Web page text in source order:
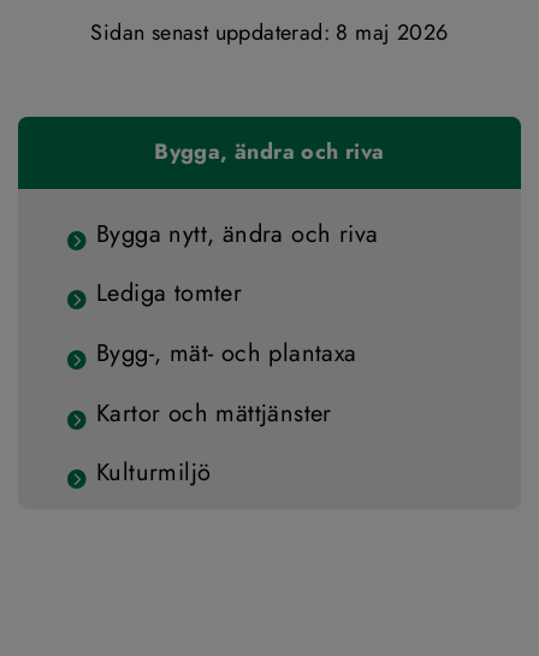
Sidan senast uppdaterad: 8 maj 2026
Bygga, ändra och riva
Bygga nytt, ändra och riva
Lediga tomter
Bygg-, mät- och plan­taxa
Kartor och mättjänster
Kulturmiljö